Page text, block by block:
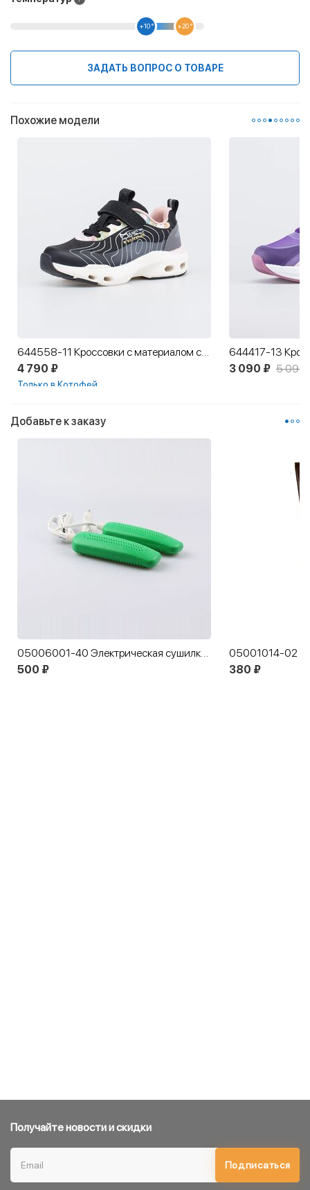
+10 ° +20 °
ЗАДАТЬ ВОПРОС О ТОВАРЕ
Похожие модели
644558-11 Кроссовки с материалом софтшелл и облачной амортизацией
4 790 ₽
Только в Котофей
3 090 ₽ 5 090
Добавьте к заказу
05006001-40 Электрическая сушилка для обуви 13 см
500 ₽
380 ₽
Получайте новости и скидки
Подписаться